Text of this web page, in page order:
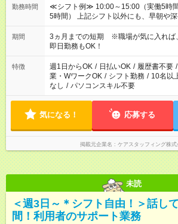
勤務時間
≪シフト例≫ 10:00～15:00（実働5時
5時間） 上記シフト以外にも、早朝や深夜など希望の時間帯お聞
かせください！ 事前に担当からヒアリ
心ください！
期間
3ヵ月までの短期 ※職場が気に入れ
即日勤務もOK！
特徴 週1日からOK / 日払いOK / 履歴書不要 /
業・WワークOK / シフト勤務 / 10名以
なし / パソコンスキル不要
気になる！ 応募する
掲載元企業名 ケアスタッフィング株式
未読
＜週3日～＊シフト自由！＞話し
間！利用者のサポート業務